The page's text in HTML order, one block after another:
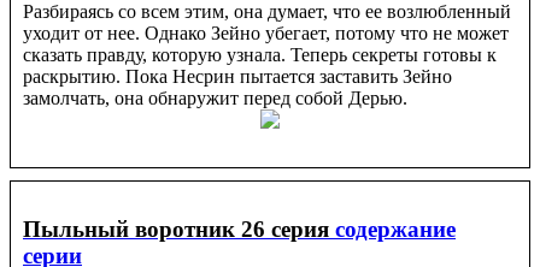
Разбираясь со всем этим, она думает, что ее возлюбленный
уходит от нее. Однако Зейно убегает, потому что не может
сказать правду, которую узнала. Теперь секреты готовы к
раскрытию. Пока Несрин пытается заставить Зейно
замолчать, она обнаружит перед собой Дерью.
Пыльный воротник 26 серия содержание
серии